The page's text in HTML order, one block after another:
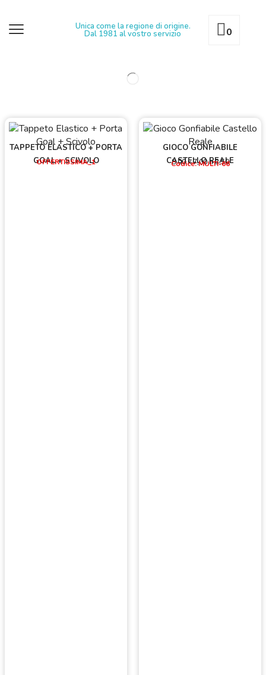
Unica come la regione di origine.
Dal 1981 al vostro servizio 0
TAPPETO ELASTICO + PORTA
GOAL + SCIVOLO
OFFERTISSIMA_1
GIOCO GONFIABILE
CASTELLO REALE
8,00 x 7,00 h 3,50
Codice: MULTI-66